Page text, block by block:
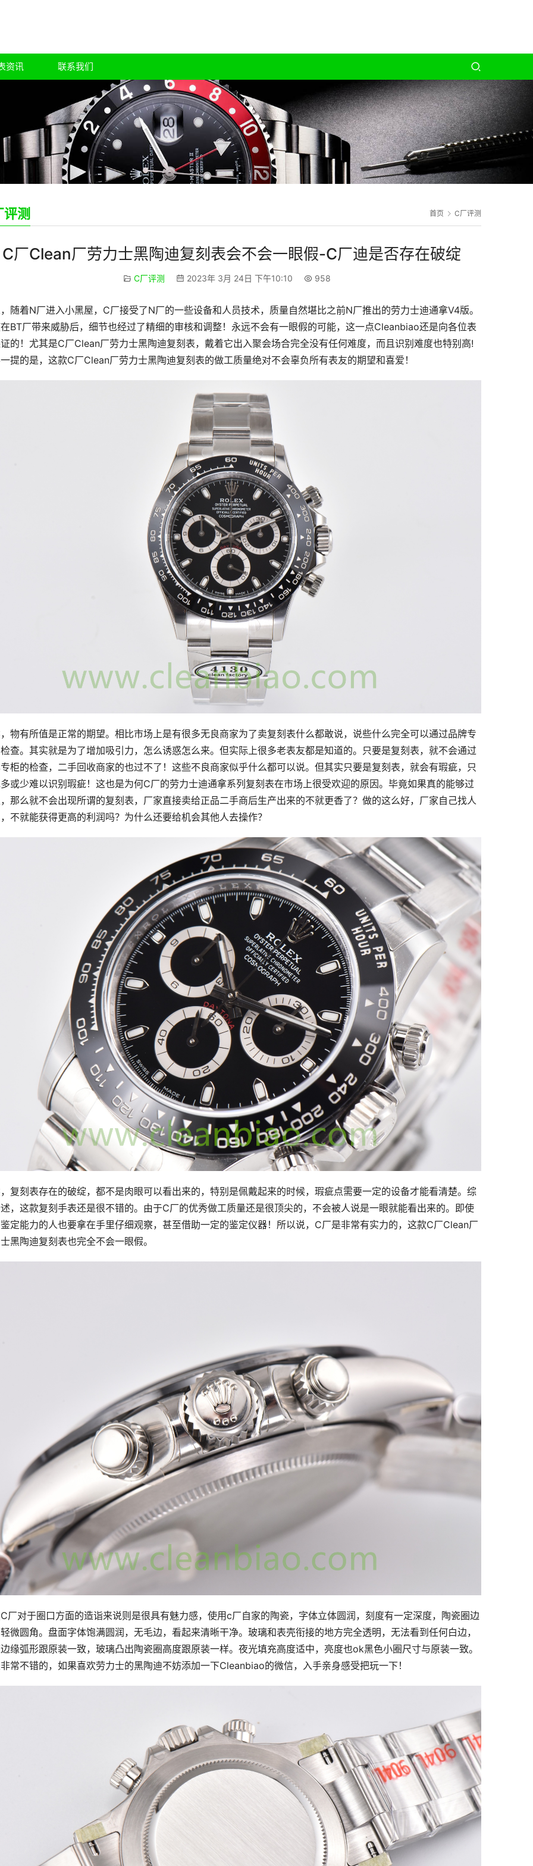
资讯 联系我们
首页 C厂评测
评测
C厂Clean厂劳力士黑陶迪复刻表会不会一眼假-C厂迪是否存在破绽
C厂评测 2023年 3月 24日 下午10:10 958
随着N厂进入小黑屋，C厂接受了N厂的一些设备和人员技术，质量自然堪比之前N厂推出的劳力士迪通拿V4版。
BT厂带来威胁后，细节也经过了精细的审核和调整！永远不会有一眼假的可能，这一点Cleanbiao还是向各位表
的！尤其是C厂Clean厂劳力士黑陶迪复刻表，戴着它出入聚会场合完全没有任何难度，而且识别难度也特别高!
提的是，这款C厂Clean厂劳力士黑陶迪复刻表的做工质量绝对不会辜负所有表友的期望和喜爱！
物有所值是正常的期望。相比市场上是有很多无良商家为了卖复刻表什么都敢说，说些什么完全可以通过品牌专
查。其实就是为了增加吸引力，怎么诱惑怎么来。但实际上很多老表友都是知道的。只要是复刻表，就不会通过
柜的检查，二手回收商家的也过不了！这些不良商家似乎什么都可以说。但其实只要是复刻表，就会有瑕疵，只
或少难以识别瑕疵！这也是为何C厂的劳力士迪通拿系列复刻表在市场上很受欢迎的原因。毕竟如果真的能够过
那么就不会出现所谓的复刻表，厂家直接卖给正品二手商后生产出来的不就更香了？做的这么好，厂家自己找人
不就能获得更高的利润吗？为什么还要给机会其他人去操作？
复刻表存在的破绽，都不是肉眼可以看出来的，特别是佩戴起来的时候，瑕疵点需要一定的设备才能看清楚。综
，这款复刻手表还是很不错的。由于C厂的优秀做工质量还是很顶尖的，不会被人说是一眼就能看出来的。即使
定能力的人也要拿在手里仔细观察，甚至借助一定的鉴定仪器！所以说，C厂是非常有实力的，这款C厂Clean厂
黑陶迪复刻表也完全不会一眼假。
厂对于圈口方面的造诣来说则是很具有魅力感，使用c厂自家的陶瓷，字体立体圆润，刻度有一定深度，陶瓷圈边
微圆角。盘面字体饱满圆润，无毛边，看起来清晰干净。玻璃和表壳衔接的地方完全透明，无法看到任何白边，
缘弧形跟原装一致，玻璃凸出陶瓷圈高度跟原装一样。夜光填充高度适中，亮度也ok黑色小圈尺寸与原装一致。
常不错的，如果喜欢劳力士的黑陶迪不妨添加一下Cleanbiao的微信，入手亲身感受把玩一下！